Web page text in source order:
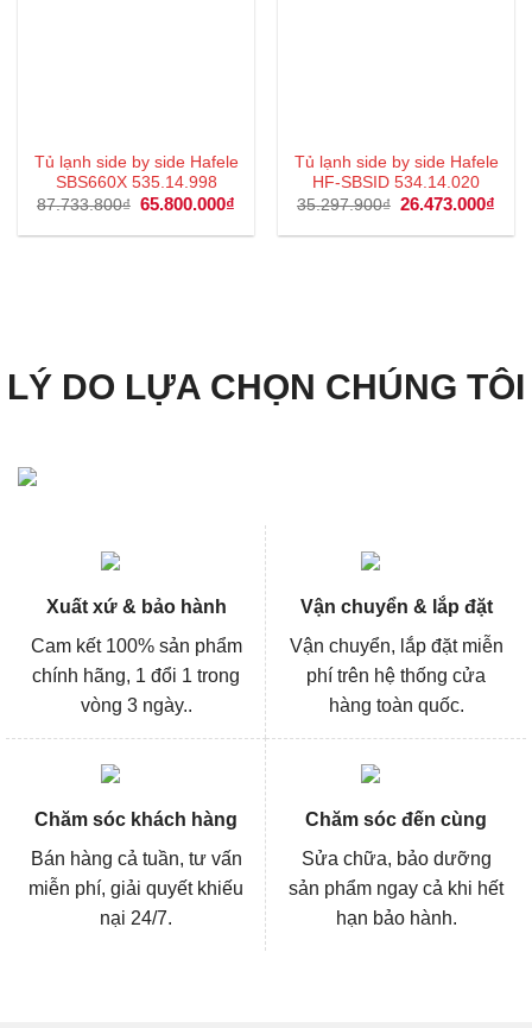
Tủ lạnh side by side Hafele
SBS660X 535.14.998
87.733.800₫ Giá
là:
65.800.000₫
tại
Tủ lạnh side by side Hafele
HF-SBSID 534.14.020
35.297.900₫ Giá
là:
26.473.000₫
tại
LÝ DO LỰA CHỌN CHÚNG TÔI
Xuất xứ & bảo hành
Cam kết 100% sản phẩm
chính hãng, 1 đổi 1 trong
vòng 3 ngày..
Vận chuyển & lắp đặt
Vận chuyển, lắp đặt miễn
phí trên hệ thống cửa
hàng toàn quốc.
Chăm sóc khách hàng
Bán hàng cả tuần, tư vấn
miễn phí, giải quyết khiếu
nại 24/7.
Chăm sóc đến cùng
Sửa chữa, bảo dưỡng
sản phẩm ngay cả khi hết
hạn bảo hành.